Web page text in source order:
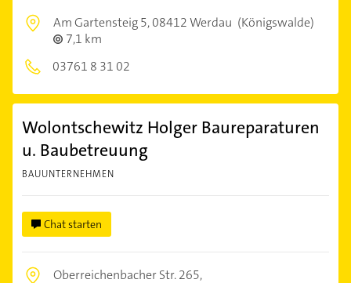
Am Gartensteig 5,08412 Werdau (Königswalde)
7,1 km
03761 8 31 02
Wolontschewitz Holger Baureparaturen
u. Baubetreuung
BAUUNTERNEHMEN
Chat starten
Oberreichenbacher Str. 265,